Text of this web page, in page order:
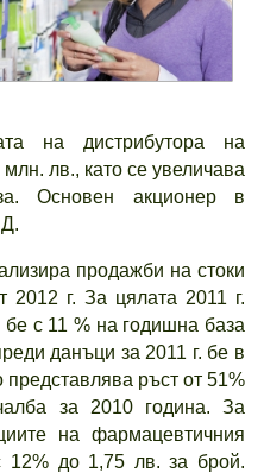
на дистрибутора на
лв., като се увеличава
Основен акционер в
продажби на стоки
г. За цялата 2011 г.
с 11 % на годишна база
данъци за 2011 г. бе в
ръст от 51%
за 2010 година. За
на фармацевтичния
12% до 1,75 лв. за брой.